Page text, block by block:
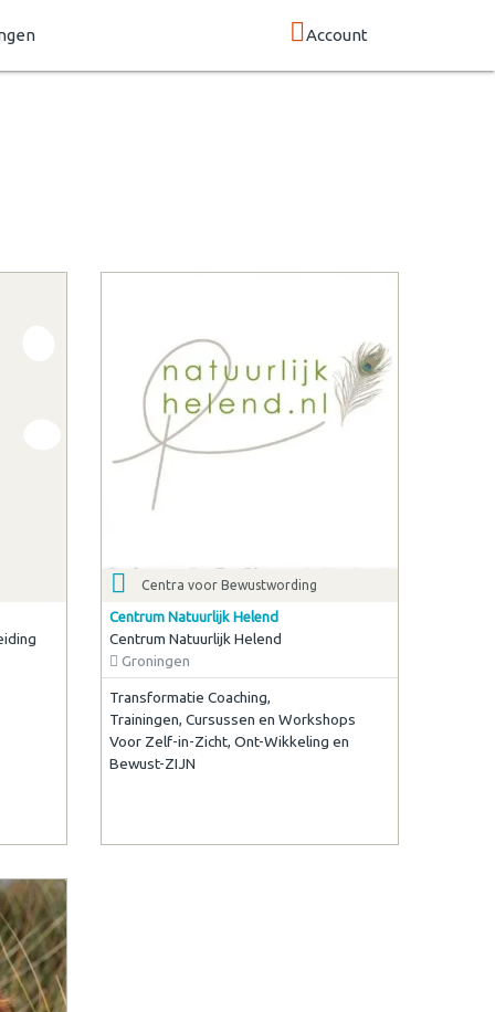
Account
Centra voor Bewustwording
Centrum Natuurlijk Helend
Centrum Natuurlijk Helend
Groningen
Transformatie Coaching,
Trainingen, Cursussen en Workshops
Voor Zelf-in-Zicht, Ont-Wikkeling en
Bewust-ZIJN